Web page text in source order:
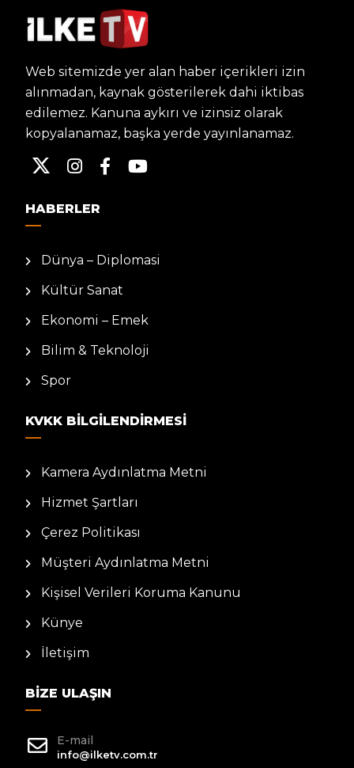
Web sitemizde yer alan haber içerikleri izin
alınmadan, kaynak gösterilerek dahi iktibas
edilemez. Kanuna aykırı ve izinsiz olarak
kopyalanamaz, başka yerde yayınlanamaz.
HABERLER
Dünya – Diplomasi
Kültür Sanat
Ekonomi – Emek
Bilim & Teknoloji
Spor
KVKK BILGILENDIRMESI
Kamera Aydınlatma Metni
Hizmet Şartları
Çerez Politikası
Müşteri Aydınlatma Metni
Kişisel Verileri Koruma Kanunu
Künye
İletişim
BIZE ULAŞIN
E-mail
info@ilketv.com.tr